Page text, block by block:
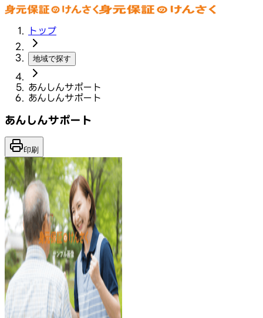
トップ
地域で探す
あんしんサポート
あんしんサポート
あんしんサポート
印刷